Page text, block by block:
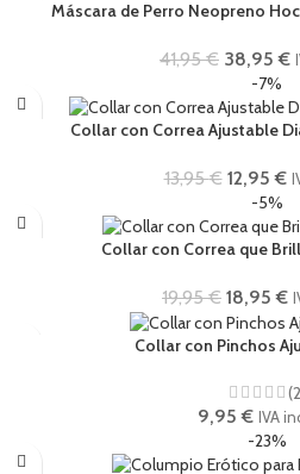
Máscara de Perro Neopreno
41,95€ 38,95€
-7%
Collar con Correa Ajustable
13,95€ 12,95€
-5%
Collar con Correa que
19,95€ 18,95€
Collar con Pinchos
9,95€ IVA
-23%